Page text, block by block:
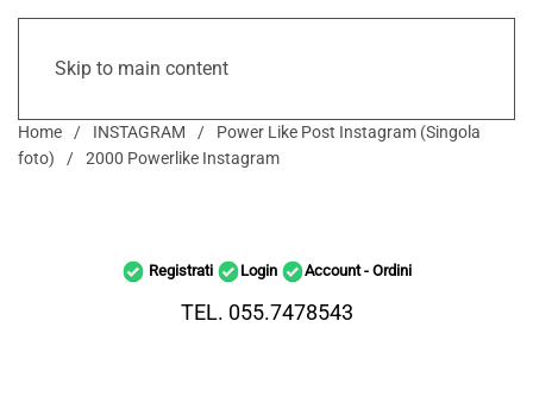
Skip to main content
Home INSTAGRAM
Power Like Post Instagram (Singola
foto)
2000 Powerlike Instagram
Registrati Login Account - Ordini
TEL. 055.7478543